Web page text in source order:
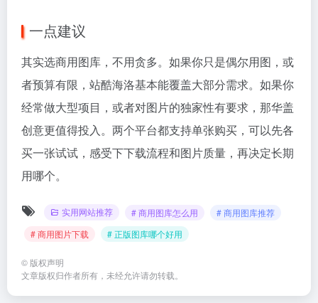
一点建议
其实选商用图库，不用贪多。如果你只是偶尔用图，或
者预算有限，站酷海洛基本能覆盖大部分需求。如果你
经常做大型项目，或者对图片的独家性有要求，那华盖
创意更值得投入。两个平台都支持单张购买，可以先各
买一张试试，感受下下载流程和图片质量，再决定长期
用哪个。
实用网站推荐 # 商用图库怎么用
# 商用图库推荐
# 商用图片下载
# 正版图库哪个好用
© 版权声明
文章版权归作者所有，未经允许请勿转载。